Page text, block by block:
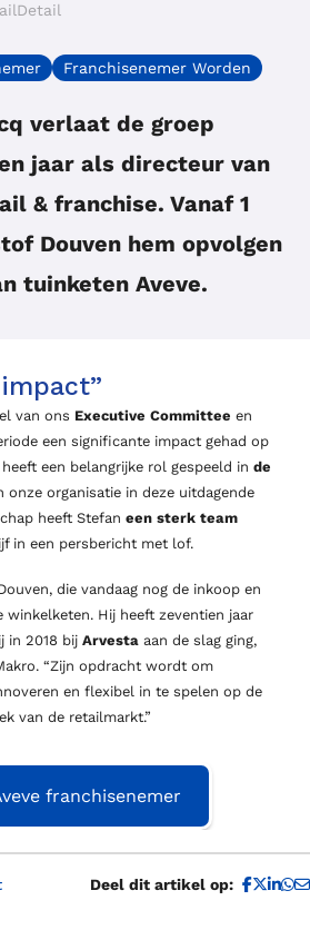
Franchisenemer Worden
verlaat de groep
jaar als directeur van
& franchise. Vanaf 1
Douven hem opvolgen
tuinketen Aveve.
van ons Executive Committee en
een significante impact gehad op
een belangrijke rol gespeeld in de
onze organisatie in deze uitdagende
heeft Stefan een sterk team
in een persbericht met lof.
die vandaag nog de inkoop en
Hij heeft zeventien jaar
in 2018 bij Arvesta aan de slag ging,
“Zijn opdracht wordt om
en flexibel in te spelen op de
van de retailmarkt.”
franchisenemer
Deel dit artikel op: